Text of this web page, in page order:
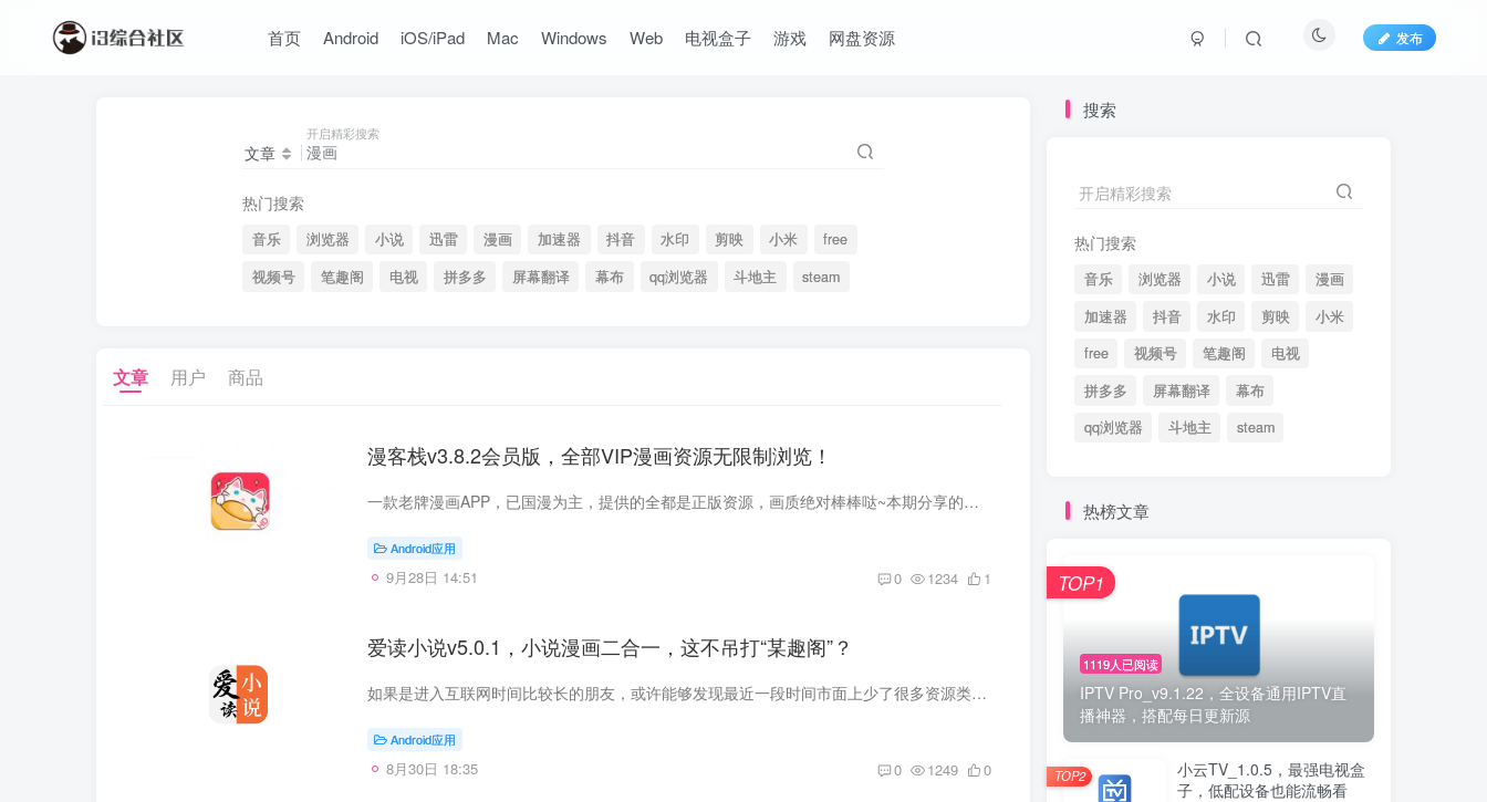
首页 Android iOS/iPad Mac Windows Web 电视盒子 游戏 网盘资源 发布
文章
开启精彩搜索
热门搜索
音乐 浏览器 小说 迅雷 漫画 加速器 抖音 水印 剪映 小米
free
视频号
笔趣阁 电视 拼多多 屏幕翻译 幕布 qq浏览器 斗地主 steam
文章 用户 商品
漫客栈v3.8.2会员版，全部VIP漫画资源无限制浏览！
一款老牌漫画APP，已国漫为主，提供的全都是正版资源，画质绝对棒棒哒~本期分享的是V3.8.2特殊版，VIP资源全部无限制浏览~ 漫客栈（安卓） 漫客栈是一款优质的漫画阅读软件，汇聚了海量经典漫画...
Android应用
9月28日 14:51 0 1234 1
爱读小说v5.0.1，小说漫画二合一，这不吊打“某趣阁”？
如果是进入互联网时间比较长的朋友，或许能够发现最近一段时间市面上少了很多资源类的软件，还有一些老的应用干脆不更新或者靠广告赚收益保命了，这些都可以理解毕竟大环境放在那里。 理论上有...
Android应用
8月30日 18:35 0 1249 0
搜索
开启精彩搜索
热门搜索
音乐 浏览器 小说 迅雷
漫画
加速器
抖音 水印 剪映
小米
free
视频号 笔趣阁
电视
拼多多
屏幕翻译
幕布
qq浏览器
斗地主 steam
热榜文章
1119人已阅读
IPTV Pro_v9.1.22，全设备通用IPTV直
播神器，搭配每日更新源
TOP1
小云TV_1.0.5，最强电视盒
子，低配设备也能流畅看
TOP2